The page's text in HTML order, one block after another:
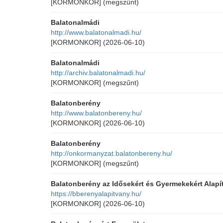
[KORMONKOR] (megszűnt)
Balatonalmádi
http://www.balatonalmadi.hu/
[KORMONKOR] (2026-06-10)
Balatonalmádi
http://archiv.balatonalmadi.hu/
[KORMONKOR] (megszűnt)
Balatonberény
http://www.balatonbereny.hu/
[KORMONKOR] (2026-06-10)
Balatonberény
http://onkormanyzat.balatonbereny.hu/
[KORMONKOR] (megszűnt)
Balatonberény az Idősekért és Gyermekekért
https://bberenyalapitvany.hu/
[KORMONKOR] (2026-06-10)